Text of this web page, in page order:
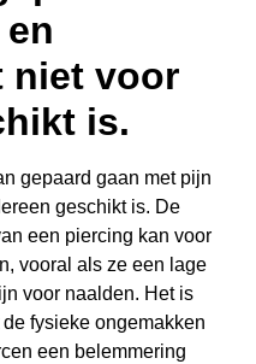
niet voor
is.
gepaard gaan met pijn
geschikt is. De
een piercing kan voor
vooral als ze een lage
voor naalden. Het is
fysieke ongemakken
een belemmering